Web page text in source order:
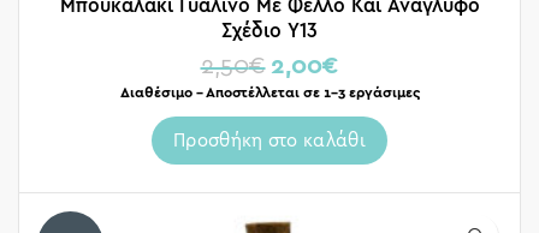
Μπουκαλάκι Γυάλινο Με Φελλό Και Ανάγλυφο
Σχέδιο Υ13
2,50€ 2,00€
Διαθέσιμο – Αποστέλλεται σε 1-3 εργάσιμες
Προσθήκη στο καλάθι